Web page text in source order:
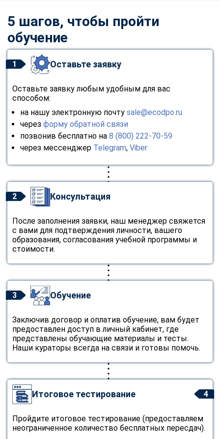
5 шагов, чтобы пройти
обучение
1 Оставьте заявку
Оставьте заявку любым удобным для вас
способом:
на нашу электронную почту sale@ecodpo.ru
через форму обратной связи
позвонив бесплатно на 8 (800) 222-70-59
через мессенджер Telegram, Viber
2 Консультация
После заполнения заявки, наш менеджер свяжется
с вами для подтверждения личности, вашего
образования, согласования учебной программы и
стоимости.
3 Обучение
Заключив договор и оплатив обучение, вам будет
предоставлен доступ в личный кабинет, где
представлены обучающие материалы и тесты.
Наши кураторы всегда на связи и готовы помочь.
4
Итоговое тестирование
Пройдите итоговое тестирование (предоставляем
неограниченное количество бесплатных пересдач).